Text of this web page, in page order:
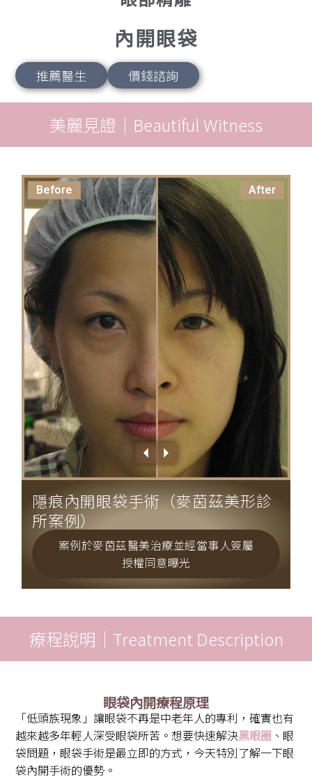
內開眼袋
推薦醫生 價錢諮詢
美麗見證｜Beautiful Witness
Before After
隱痕內開眼袋手術（麥茵茲美形診
所案例）
案例於麥茵茲醫美治療並經當事人簽屬
授權同意曝光
療程說明｜Treatment Description
眼袋內開療程原理
「低頭族現象」讓眼袋不再是中老年人的專利，確實也有
越來越多年輕人深受眼袋所苦。想要快速解決黑眼圈 、眼
袋問題，眼袋手術是最立即的方式，今天特別了解一下眼
袋內開手術的優勢。